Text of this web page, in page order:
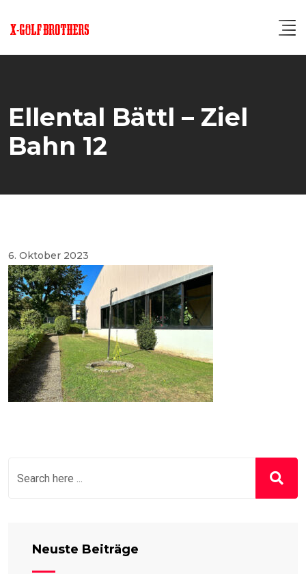
Ellental Bättl – Ziel
Bahn 12
6. Oktober 2023
Neuste Beiträge